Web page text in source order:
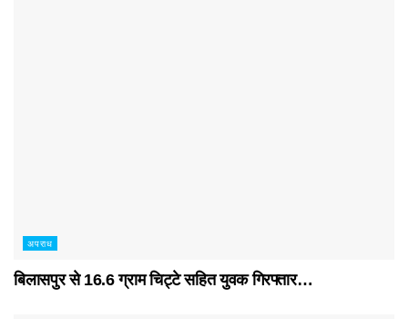
अपराध
बिलासपुर से 16.6 ग्राम चिट्टे सहित युवक गिरफ्तार…